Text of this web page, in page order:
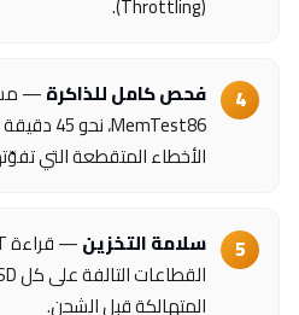
فحص كامل للذاكرة—
الأخطاء المتقطعة التي
سلامة التخزين
المتهالكة قبل الشحن.